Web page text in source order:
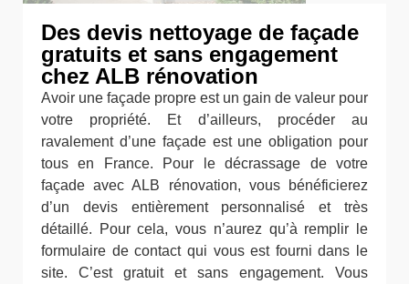
Des devis nettoyage de façade
gratuits et sans engagement
chez ALB rénovation
Avoir une façade propre est un gain de valeur pour
votre propriété. Et d’ailleurs, procéder au
ravalement d’une façade est une obligation pour
tous en France. Pour le décrassage de votre
façade avec ALB rénovation, vous bénéficierez
d’un devis entièrement personnalisé et très
détaillé. Pour cela, vous n’aurez qu’à remplir le
formulaire de contact qui vous est fourni dans le
site. C’est gratuit et sans engagement. Vous